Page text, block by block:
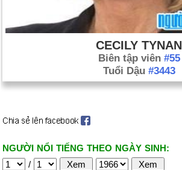
CECILY TYNAN
Biên tập viên #55
Tuổi Dậu #3443
NGƯỜI NỔI TIẾNG THEO NGÀY SINH:
/